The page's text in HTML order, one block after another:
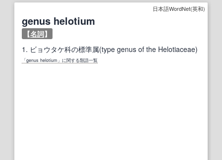
日本語WordNet(英和)
genus helotium
【名詞】
1. ビョウタケ科の標準属(type genus of the Helotiaceae)
「genus helotium」に関する類語一覧